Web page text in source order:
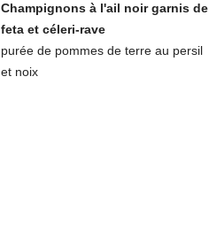
Champignons à l'ail noir garnis de
feta et céleri-rave
purée de pommes de terre au persil
et noix